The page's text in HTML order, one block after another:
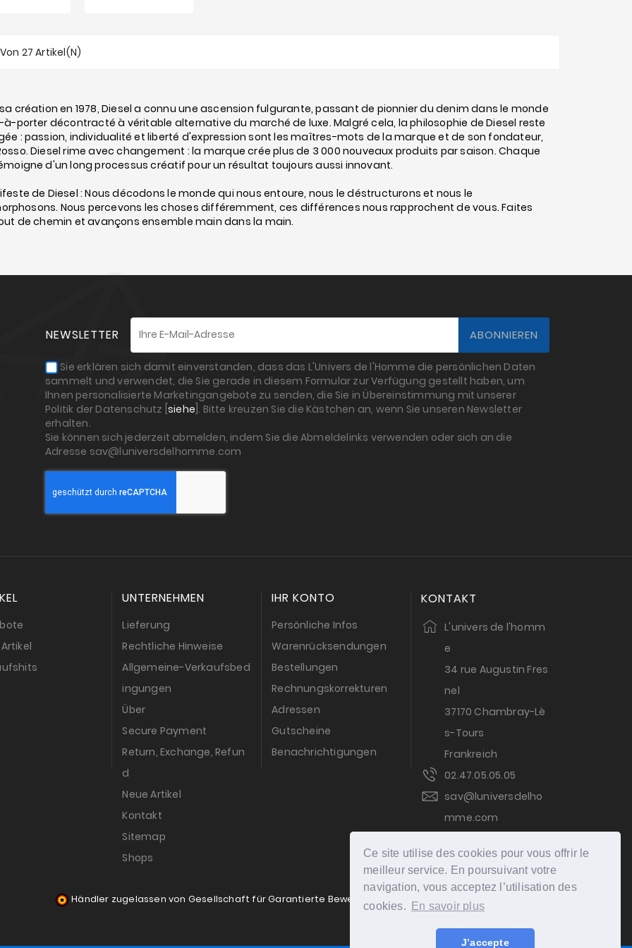
Ce site utilise des cookies pour vous offrir le
meilleur service. En poursuivant votre
navigation, vous acceptez l’utilisation des
cookies.
En savoir plus
J’accepte
Von 27 Artikel(n)
création en 1978, Diesel a connu une ascension fulgurante, passant de pionnier du denim dans le monde
porter décontracté à véritable alternative du marché de luxe. Malgré cela, la philosophie de Diesel reste
: passion, individualité et liberté d'expression sont les maîtres-mots de la marque et de son fondateur,
Diesel rime avec changement : la marque crée plus de 3 000 nouveaux produits par saison. Chaque
d'un long processus créatif pour un résultat toujours aussi innovant.
de Diesel : Nous décodons le monde qui nous entoure, nous le déstructurons et nous le
Nous percevons les choses différemment, ces différences nous rapprochent de vous. Faites
de chemin et avançons ensemble main dans la main.
NEWSLETTER
Sie erklären sich damit einverstanden, dass das L'Univers de l'Homme die persönlichen Daten
sammelt und verwendet, die Sie gerade in diesem Formular zur Verfügung gestellt haben, um
Ihnen personalisierte Marketingangebote zu senden, die Sie in Übereinstimmung mit unserer
Politik der Datenschutz [ siehe ]. Bitte kreuzen Sie die Kästchen an, wenn Sie unseren Newsletter
erhalten.
Sie können sich jederzeit abmelden, indem Sie die Abmeldelinks verwenden oder sich an die
Adresse sav@luniversdelhomme.com
UNTERNEHMEN
Lieferung
Rechtliche Hinweise
Allgemeine-Verkaufsbed
ingungen
Über
Secure Payment
Return, Exchange, Refun
d
Neue Artikel
Kontakt
Sitemap
Shops
IHR KONTO
Persönliche Infos
Warenrücksendungen
Bestellungen
Rechnungskorrekturen
Adressen
Gutscheine
Benachrichtigungen
KONTAKT
L'univers de l'homm
e
34 rue Augustin Fres
nel
37170 Chambray-Lè
s-Tours
Frankreich
02.47.05.05.05
sav@luniversdelho
mme.com
ZAHLUNG
Händler zugelassen von Gesellschaft für Garantierte Bewertungen, Klicken Sie hier